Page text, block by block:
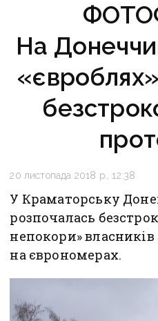
На
20 листопада 2018 р., 12:38
У Краматорську
розпочалась
непокори» власників
на єврономерах.